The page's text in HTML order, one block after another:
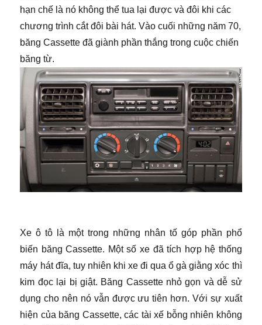
hạn chế là nó không thể tua lại được và đôi khi các
chương trình cắt đôi bài hát. Vào cuối những năm 70,
băng Cassette đã giành phần thắng trong cuộc chiến
băng từ.
Xe ô tô là một trong những nhân tố góp phần phổ
biến băng Cassette. Một số xe đã tích hợp hệ thống
máy hát đĩa, tuy nhiên khi xe đi qua ổ gà giằng xóc thì
kim đọc lại bị giật. Băng Cassette nhỏ gọn và dễ sử
dụng cho nên nó vẫn được ưu tiên hơn. Với sự xuất
hiện của băng Cassette, các tài xế bỗng nhiên không